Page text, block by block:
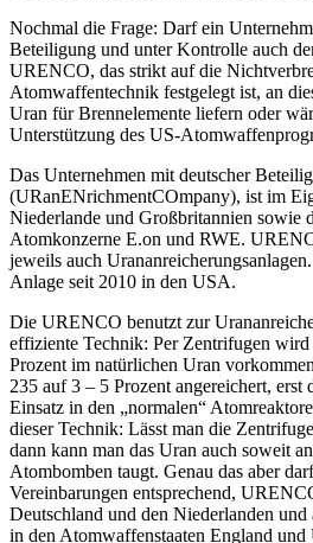
Nochmal die Frage: Darf ein
Beteiligung und unter Kontrolle auch
URENCO, das strikt auf die
Atomwaffentechnik festgelegt ist, an
Uran für Brennelemente liefern oder
Unterstützung des US-
Das Unternehmen mit deutscher
(URanENrichmentCOmpany), ist im
Niederlande und Großbritannien sowie
Atomkonzerne E.on und RWE.
jeweils auch
Anlage seit 2010 in den USA.
Die URENCO benutzt zur
effiziente Technik: Per Zentrifugen
Prozent im natürlichen Uran
235 auf 3 – 5 Prozent angereichert, erst
Einsatz in den „normalen“
dieser Technik: Lässt man die
dann kann man das Uran auch soweit
Atombomben taugt. Genau das aber
Vereinbarungen entsprechend,
Deutschland und den Niederlanden
in den Atomwaffenstaaten England